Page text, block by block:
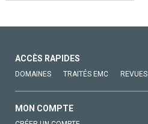
ACCÈS RAPIDES
DOMAINES TRAITÉS EMC REVUES
MON COMPTE